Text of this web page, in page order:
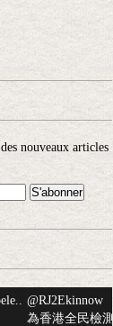
nouveaux articles
@RJ2Ekinnow
為香港全民檢測